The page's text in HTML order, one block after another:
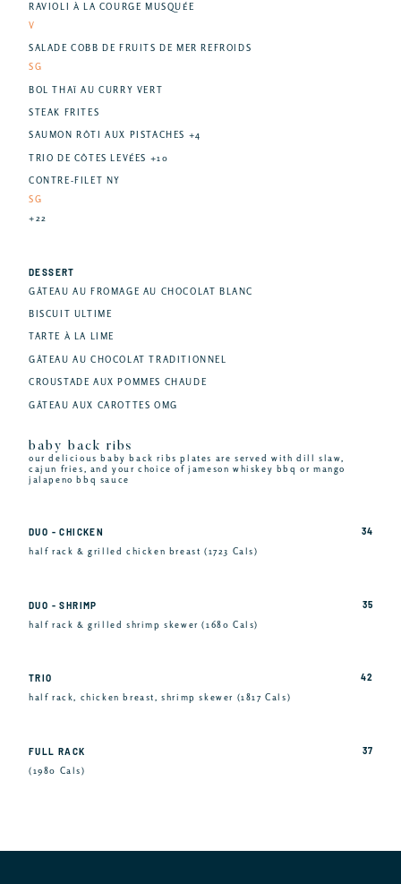
RAVIOLI À LA COURGE MUSQUÉE
V
SALADE COBB DE FRUITS DE MER REFROIDS
SG
BOL THAÏ AU CURRY VERT
STEAK FRITES
SAUMON RÔTI AUX PISTACHES +4
TRIO DE CÔTES LEVÉES +10
CONTRE-FILET NY
SG
+22
DESSERT
GÂTEAU AU FROMAGE AU CHOCOLAT BLANC
BISCUIT ULTIME
TARTE À LA LIME
GÂTEAU AU CHOCOLAT TRADITIONNEL
CROUSTADE AUX POMMES CHAUDE
GÂTEAU AUX CAROTTES OMG
baby back ribs
our delicious baby back ribs plates are served with dill slaw,
cajun fries, and your choice of jameson whiskey bbq or mango
jalapeno bbq sauce
DUO - CHICKEN
half rack & grilled chicken breast (1723 Cals)
34
DUO - SHRIMP
half rack & grilled shrimp skewer (1680 Cals)
35
TRIO
half rack, chicken breast, shrimp skewer (1817 Cals)
42
FULL RACK
(1980 Cals)
37